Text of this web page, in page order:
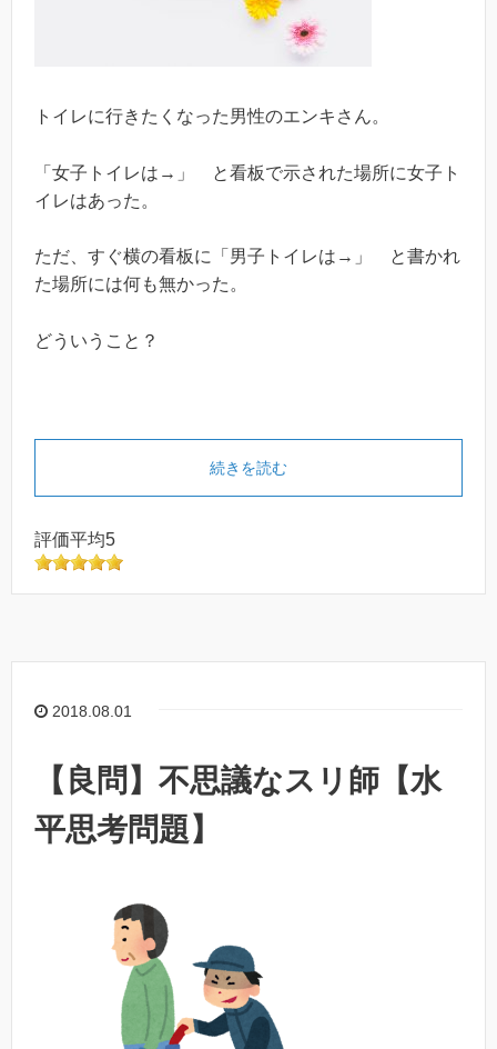
トイレに行きたくなった男性のエンキさん。
「女子トイレは→」 と看板で示された場所に女子ト
イレはあった。
ただ、すぐ横の看板に「男子トイレは→」 と書かれ
た場所には何も無かった。
どういうこと？
続きを読む
評価平均5
2018.08.01
【良問】不思議なスリ師【水
平思考問題】